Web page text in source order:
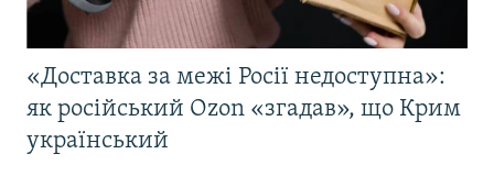
«Доставка за межі Росії недоступна»:
як російський Ozon «згадав», що Крим
український